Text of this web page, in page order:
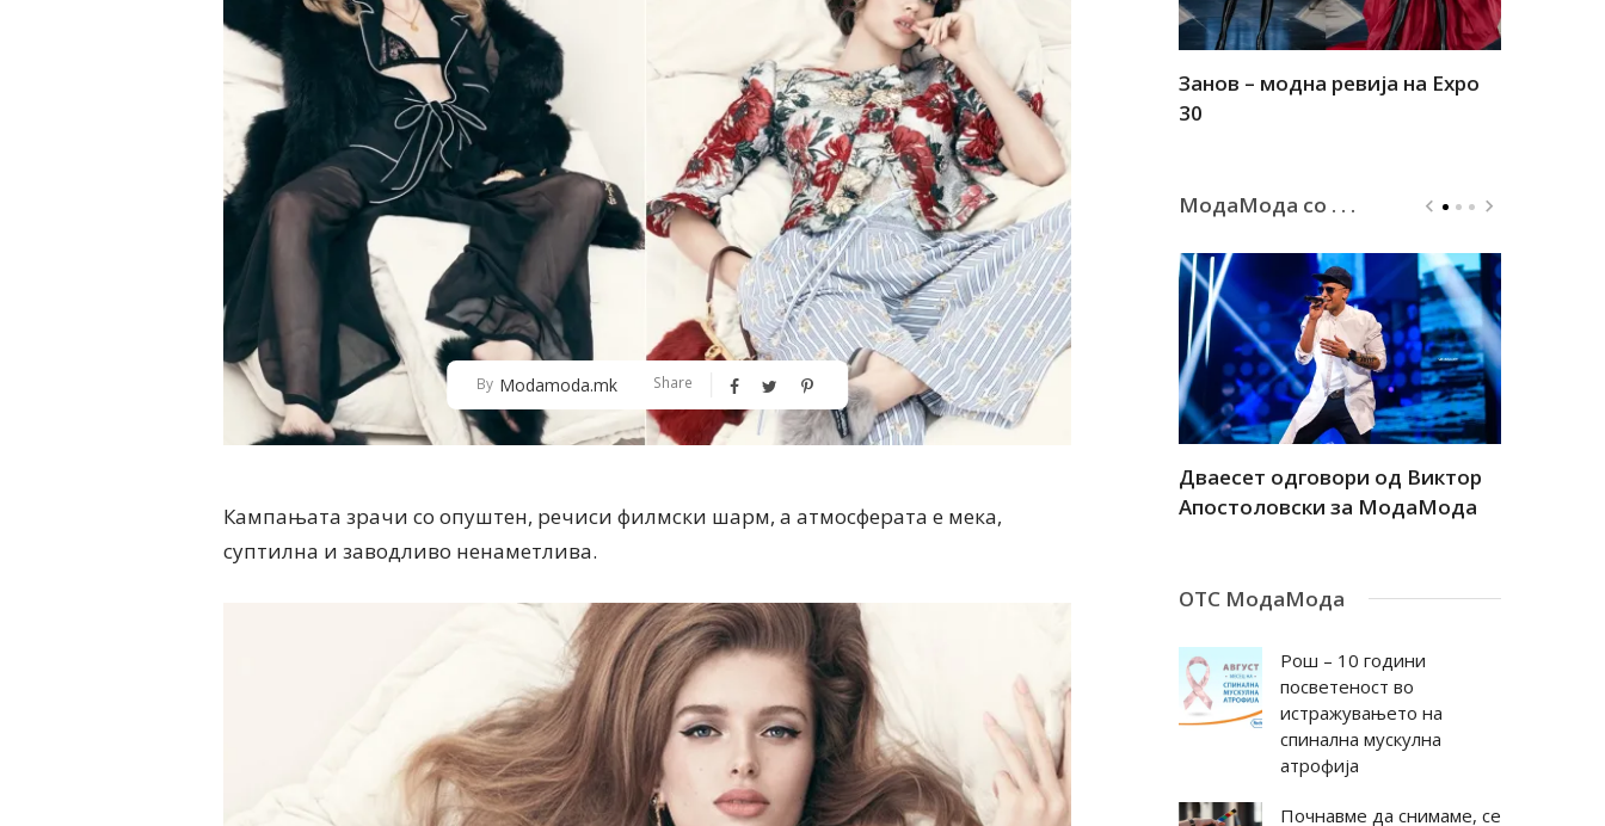
By Modamoda.mk Share
Кампањата зрачи со опуштен, речиси филмски шарм, а атмосферата е мека,
суптилна и заводливо ненаметлива.
Алшар – модна ревија на Expo
30
Филигрански обетки
Занов – модна ревија на Expo
30
МодаМода со . . .
Антовска за МодаМода
МодаМода со Александар
Ристовски Принц
Дваесет одговори од Виктор
Апостоловски за МодаМода
ОТС МодаМода
Рош – 10 години
посветеност во
истражувањето на
спинална мускулна
атрофија
Почнавме да снимаме, се